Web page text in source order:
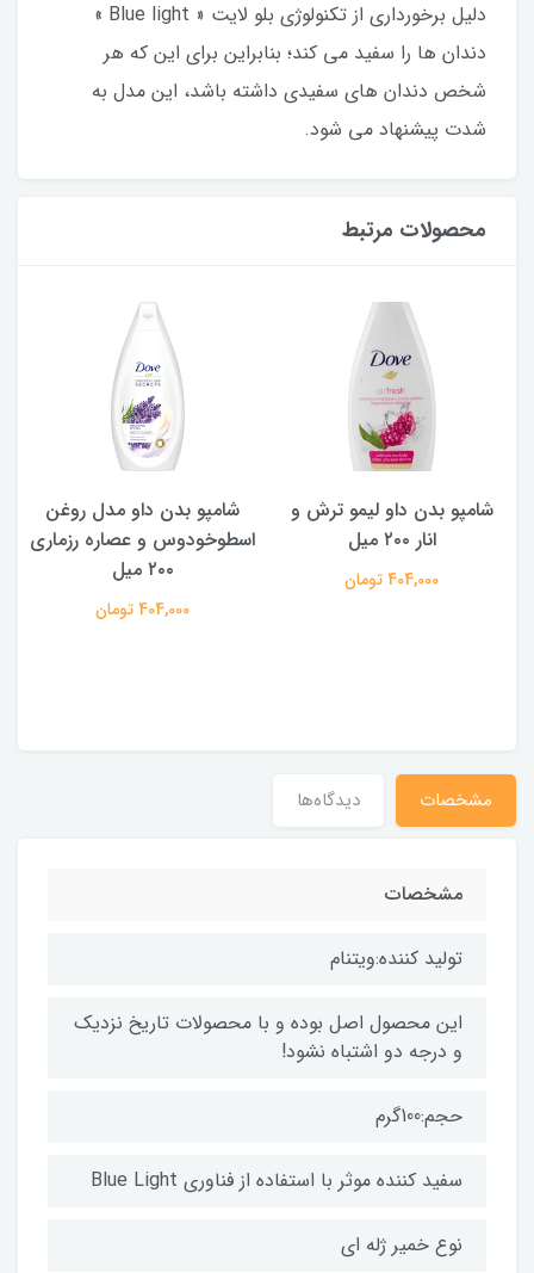
دلیل برخورداری از تکنولوژی بلو لایت « Blue light »
دندان ها را سفید می کند؛ بنابراین برای این که هر
شخص دندان های سفیدی داشته باشد، این مدل به
شدت پیشنهاد می شود.
محصولات مرتبط
شامپو بدن داو لیمو ترش و
انار ۲۰۰ میل
404,000 تومان
شامپو بدن ‌داو مدل روغن
اسطوخودوس و عصاره رزماری
۲۰۰ میل
404,000 تومان
مشخصات دیدگاه‌ها
مشخصات
تولید کننده:ویتنام
این محصول اصل بوده و با محصولات تاریخ نزدیک
و درجه دو اشتباه نشود!
حجم:100گرم
سفید کننده موثر با استفاده از فناوری Blue Light
نوع خمیر ژله ای